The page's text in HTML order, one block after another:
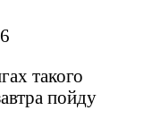
такого
пойду